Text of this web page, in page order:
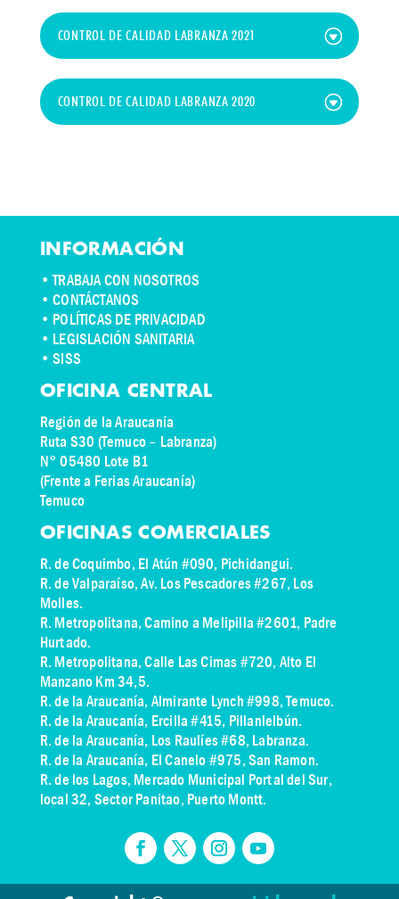
CONTROL DE CALIDAD LABRANZA 2021
CONTROL DE CALIDAD LABRANZA 2020
INFORMACIÓN
•TRABAJA CON NOSOTROS
•CONTÁCTANOS
• POLÍTICAS DE PRIVACIDAD
• LEGISLACIÓN SANITARIA
• SISS
OFICINA CENTRAL
Región de la Araucanía
Ruta S30 (Temuco – Labranza)
N° 05480 Lote B1
(Frente a Ferias Araucanía)
Temuco
OFICINAS COMERCIALES
R. de Coquimbo, El Atún #090, Pichidangui.
R. de Valparaíso, Av. Los Pescadores #267, Los
Molles.
R. Metropolitana, Camino a Melipilla #2601, Padre
Hurtado.
R. Metropolitana, Calle Las Cimas #720, Alto El
Manzano Km 34,5.
R. de la Araucanía, Almirante Lynch #998, Temuco.
R. de la Araucanía, Ercilla #415, Pillanlelbún.
R. de la Araucanía, Los Raulíes #68, Labranza.
R. de la Araucanía, El Canelo #975, San Ramon.
R. de los Lagos, Mercado Municipal Portal del Sur,
local 32, Sector Panitao, Puerto Montt.